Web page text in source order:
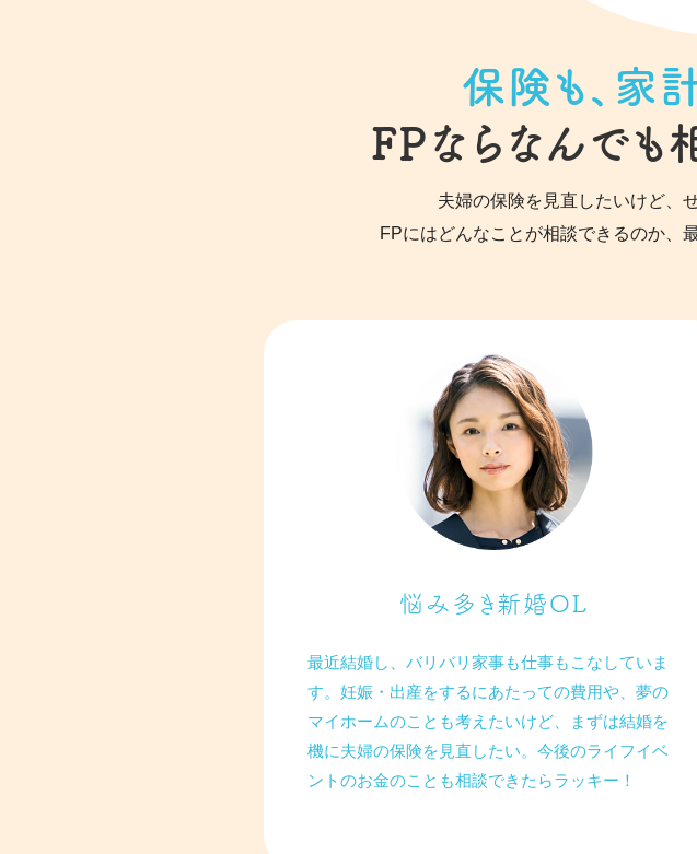
保険も、家
FPならなんでも
夫婦の保険を見直したいけど、
FPにはどんなことが相談できるのか、
悩み多き新婚OL
最近結婚し、バリバリ家事も仕事もこなしていま
す。妊娠・出産をするにあたっての費用や、夢の
マイホームのことも考えたいけど、まずは結婚を
機に夫婦の保険を見直したい。今後のライフイベ
ントのお金のことも相談できたらラッキー！